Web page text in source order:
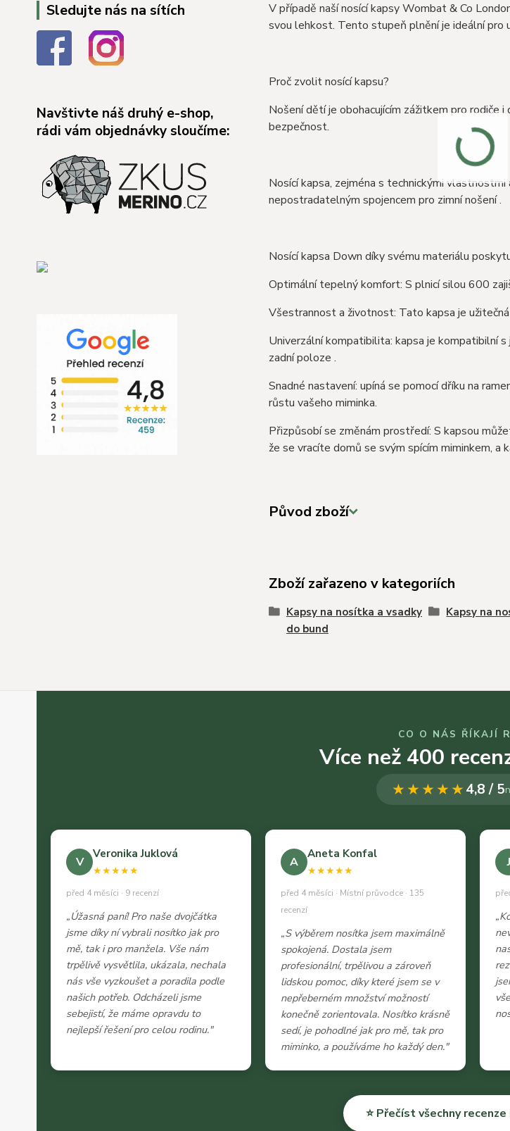
Sledujte nás na sítích
Navštivte náš druhý e-shop,
rádi vám objednávky sloučíme:
V případě naší nosící kapsy Wombat & Co
svou lehkost. Tento stupeň plnění je ideální
Proč zvolit nosící kapsu?
Nošení dětí je obohacujícím zážitkem pro rodiče
bezpečnost.
Nosící kapsa, zejména s technickými
nepostradatelným spojencem pro zimní nošení .
Nosící kapsa Down díky svému materiálu
Optimální tepelný komfort: S plnicí silou 600
Všestrannost a životnost: Tato kapsa je
Univerzální kompatibilita: kapsa je kompatibilní
zadní poloze .
Snadné nastavení: upíná se pomocí dříku na
růstu vašeho miminka.
Přizpůsobí se změnám prostředí: S kapsou
že se vracíte domů se svým spícím miminkem, a
Původ zboží
Zboží zařazeno v kategoriích
Kapsy na nosítka a vsadky
do bund
Kapsy na
CO O NÁS ŘÍKAJÍ
Více než 400
★★★★★4,8 / 5
V
Veronika Juklová
★★★★★
před 4 měsíci · 9 recenzí
„Úžasná paní! Pro naše dvojčátka
jsme díky ní vybrali nosítko jak pro
mě, tak i pro manžela. Vše nám
trpělivě vysvětlila, ukázala, nechala
nás vše vyzkoušet a poradila podle
našich potřeb. Odcházeli jsme
sebejistí, že máme opravdu to
nejlepší řešení pro celou rodinu."
A
Aneta Konfal
★★★★★
před 4 měsíci · Místní průvodce · 135
recenzí
„S výběrem nosítka jsem maximálně
spokojená. Dostala jsem
profesionální, trpělivou a zároveň
lidskou pomoc, díky které jsem se v
nepřeberném množství možností
konečně zorientovala. Nosítko krásně
sedí, je pohodlné jak pro mě, tak pro
miminko, a používáme ho každý den."
J
⭐ Přečíst všechny